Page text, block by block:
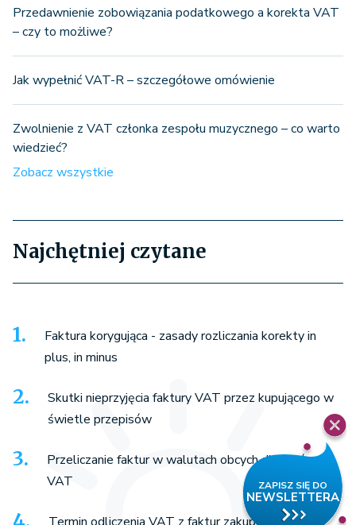
Przedawnienie zobowiązania podatkowego a korekta VAT
– czy to możliwe?
Jak wypełnić VAT-R – szczegółowe omówienie
Zwolnienie z VAT członka zespołu muzycznego – co warto
wiedzieć?
Zobacz wszystkie
Najchętniej czytane
Faktura korygująca - zasady rozliczania korekty in
plus, in minus
Skutki nieprzyjęcia faktury VAT przez kupującego w
świetle przepisów
Przeliczanie faktur w walutach obcych dla celów
VAT